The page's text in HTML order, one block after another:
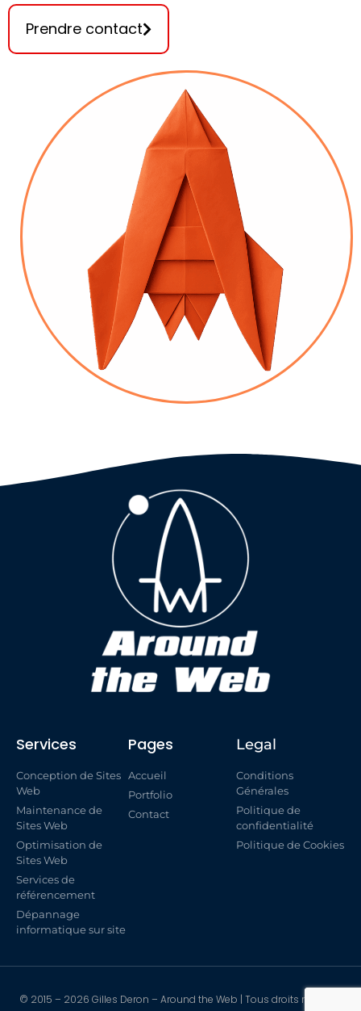
Prendre contact
Services
Conception de Sites
Web
Maintenance de
Sites Web
Optimisation de
Sites Web
Services de
référencement
Dépannage
informatique sur site
Pages
Accueil
Portfolio
Contact
Legal
Conditions
Générales
Politique de
confidentialité
Politique de Cookies
© 2015 – 2026 Gilles Deron – Around the Web | Tous droits réservés